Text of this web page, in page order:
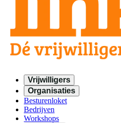
Vrijwilligers
Organisaties
Besturenloket
Bedrijven
Workshops